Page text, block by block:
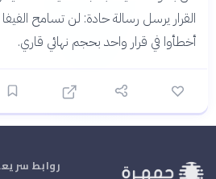
القرار يرسل رسالة حادة: لن تسامح
أخطأوا في قرار واحد بحجم نهائي قاري.
روابط